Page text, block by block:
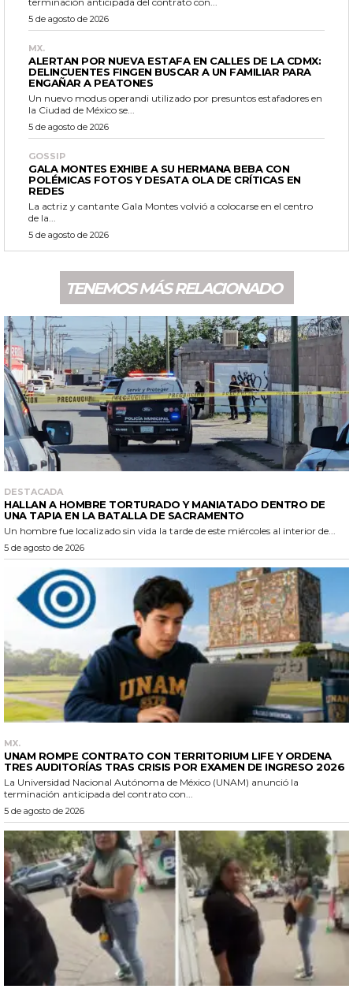
5 de agosto de 2026
MX.
ALERTAN POR NUEVA ESTAFA EN CALLES DE LA CDMX:
DELINCUENTES FINGEN BUSCAR A UN FAMILIAR PARA
ENGAÑAR A PEATONES
Un nuevo modus operandi utilizado por presuntos estafadores en
la Ciudad de México se...
5 de agosto de 2026
GOSSIP
GALA MONTES EXHIBE A SU HERMANA BEBA CON
POLÉMICAS FOTOS Y DESATA OLA DE CRÍTICAS EN
REDES
La actriz y cantante Gala Montes volvió a colocarse en el centro
de la...
5 de agosto de 2026
TENEMOS MÁS RELACIONADO
DESTACADA
HALLAN A HOMBRE TORTURADO Y MANIATADO DENTRO DE
UNA TAPIA EN LA BATALLA DE SACRAMENTO
Un hombre fue localizado sin vida la tarde de este miércoles al interior de...
5 de agosto de 2026
MX.
UNAM ROMPE CONTRATO CON TERRITORIUM LIFE Y ORDENA
TRES AUDITORÍAS TRAS CRISIS POR EXAMEN DE INGRESO 2026
La Universidad Nacional Autónoma de México (UNAM) anunció la
terminación anticipada del contrato con...
5 de agosto de 2026